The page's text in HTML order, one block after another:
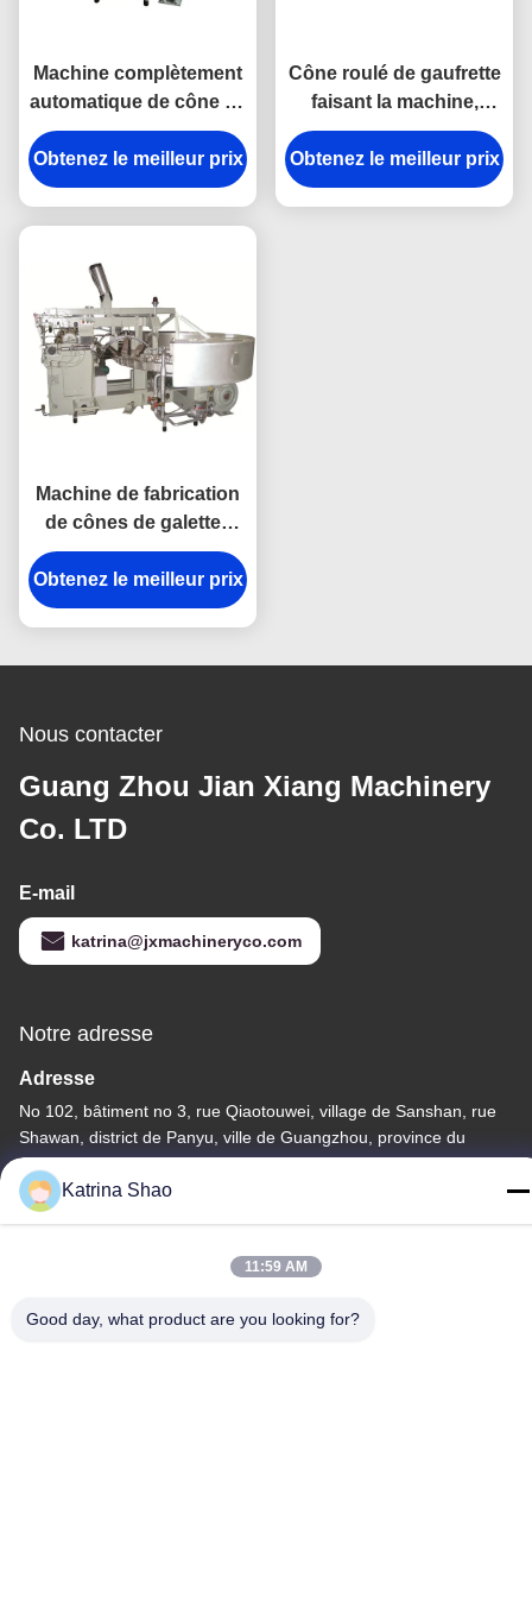
Machine complètement
automatique de cône de
gaufrette de crème
glacée pour l'usine de
casse-croûte
Obtenez le meilleur prix
Cône roulé de gaufrette
faisant la machine,
machine de biscuit de
crème glacée garantie
d'un an
Obtenez le meilleur prix
Machine de fabrication
de cônes de galettes
industrielles 380V 1,5kw
Pour la cuisson de la
crème glacée cône
Obtenez le meilleur prix
Nous contacter
Guang Zhou Jian Xiang Machinery
Co. LTD
E-mail
katrina@jxmachineryco.com
Notre adresse
Adresse
No 102, bâtiment no 3, rue Qiaotouwei, village de Sanshan, rue
Shawan, district de Panyu, ville de Guangzhou, province du
Guangdong, Chine
Télégramme
Katrina Shao
11:59 AM
Good day, what product are you looking for?